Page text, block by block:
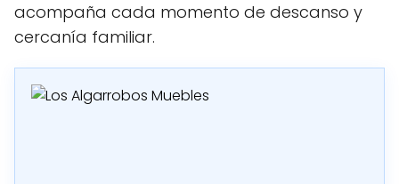
acompaña cada momento de descanso y
cercanía familiar.